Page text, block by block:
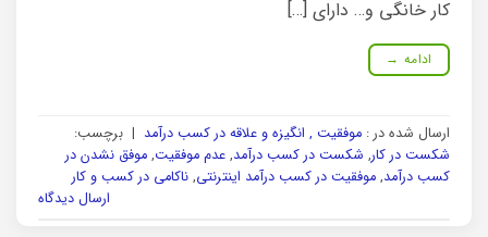
کار خانگی و… دارای […]
ادامه →
ارسال شده در : موفقیت , انگیزه و علاقه در کسب درآمد | برچسب:
شکست در کار, شکست در کسب درآمد, عدم موفقیت, موفق نشدن در
کسب درآمد, موفقیت در کسب درآمد اینترنتی, ناکامی در کسب و کار
ارسال دیدگاه